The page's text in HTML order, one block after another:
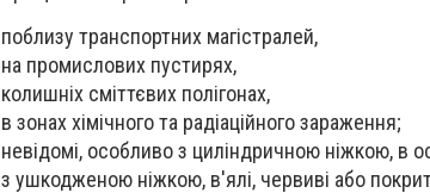
поблизу транспортних магістралей,
на промислових пустирях,
колишніх сміттєвих полігонах,
в зонах хімічного та радіаційного зараження;
невідомі, особливо з циліндричною ніжкою, в
з ушкодженою ніжкою, в'ялі, червиві або